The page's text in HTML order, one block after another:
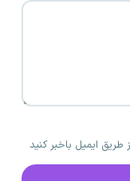
ایمیل باخبر کنید